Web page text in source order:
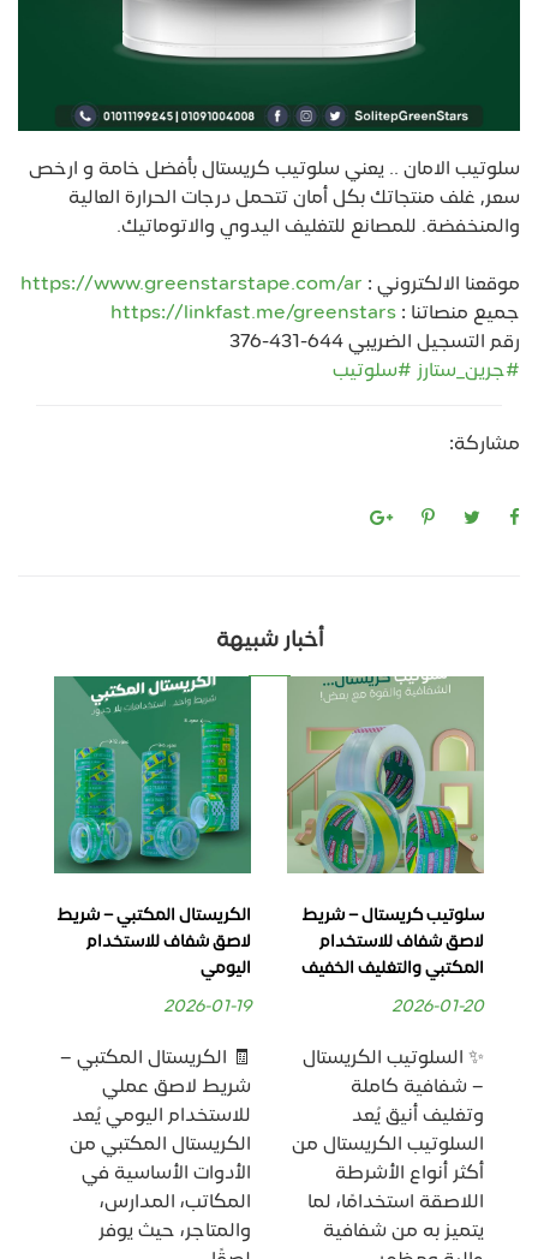
سلوتيب الامان .. يعني سلوتيب كريستال بأفضل خامة و ارخص
سعر, غلف منتجاتك بكل أمان تتحمل درجات الحرارة العالية
والمنخفضة. للمصانع للتغليف اليدوي والاتوماتيك.
موقعنا الالكتروني : https://www.greenstarstape.com/ar
جميع منصاتنا : https://linkfast.me/greenstars
رقم التسجيل الضريبي 644-431-376
#جرين_ستارز #سلوتيب
مشاركة:
أخبار شبيهة
سلوتيب كريستال – شريط
لاصق شفاف للاستخدام
المكتبي والتغليف الخفيف
2026-01-20
✨ السلوتيب الكريستال
– شفافية كاملة
وتغليف أنيق يُعد
السلوتيب الكريستال من
أكثر أنواع الأشرطة
اللاصقة استخدامًا، لما
يتميز به من شفافية
الكريستال المكتبي – شريط
لاصق شفاف للاستخدام
اليومي
2026-01-19
🧾 الكريستال المكتبي –
شريط لاصق عملي
للاستخدام اليومي يُعد
الكريستال المكتبي من
الأدوات الأساسية في
المكاتب، المدارس،
والمتاجر، حيث يوفر